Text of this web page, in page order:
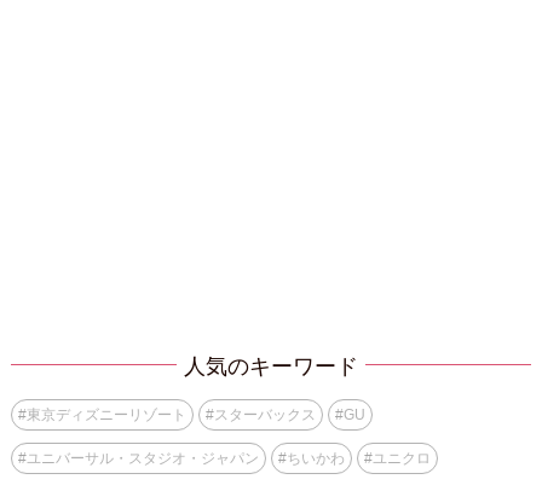
人気のキーワード
#東京ディズニーリゾート #スターバックス #GU
#ユニバーサル・スタジオ・ジャパン #ちいかわ #ユニクロ